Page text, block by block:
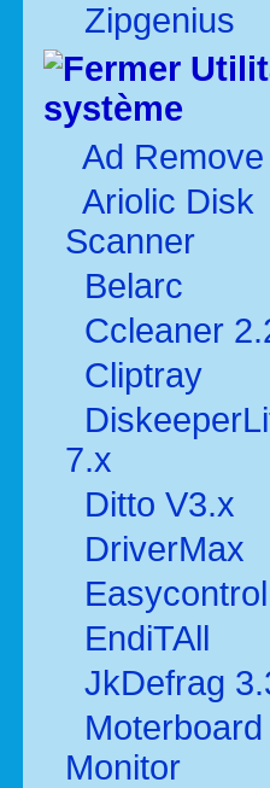
Zipgenius
système
Ad
Ariolic Disk
Scanner
Belarc
Ccleaner
Cliptray
7.x
Ditto V3.x
DriverMax
Easycontrol
EndiTAll
JkDefrag
Moterboard
Monitor